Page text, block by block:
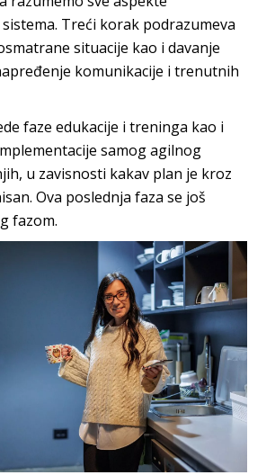
Treći korak podrazumeva
situacije kao i davanje
komunikacije i trenutnih
faze edukacije i treninga kao i
samog agilnog
u zavisnosti kakav plan je kroz
Ova poslednja faza se još
fazom.